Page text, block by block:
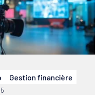
Gestion financière